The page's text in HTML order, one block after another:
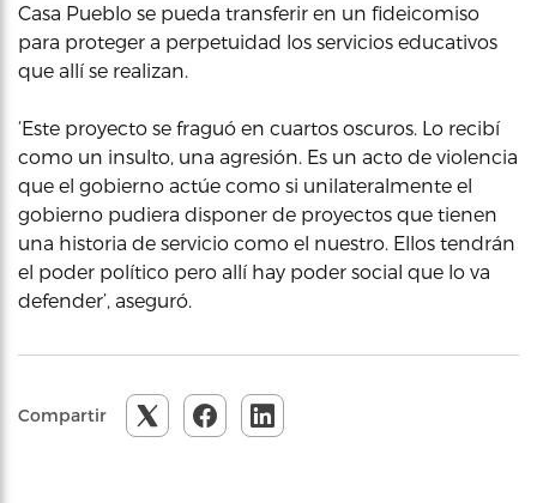
Casa Pueblo se pueda transferir en un fideicomiso
para proteger a perpetuidad los servicios educativos
que allí se realizan.
‘Este proyecto se fraguó en cuartos oscuros. Lo recibí
como un insulto, una agresión. Es un acto de violencia
que el gobierno actúe como si unilateralmente el
gobierno pudiera disponer de proyectos que tienen
una historia de servicio como el nuestro. Ellos tendrán
el poder político pero allí hay poder social que lo va
defender’, aseguró.
Compartir